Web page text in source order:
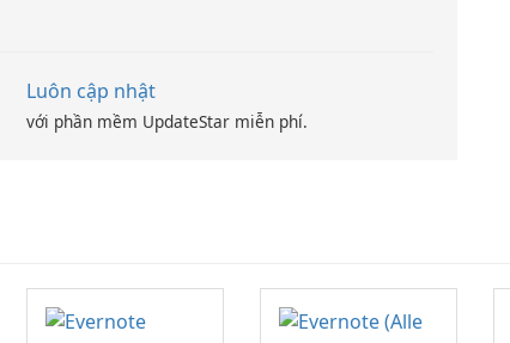
Luôn cập nhật
với phần mềm UpdateStar miễn phí.